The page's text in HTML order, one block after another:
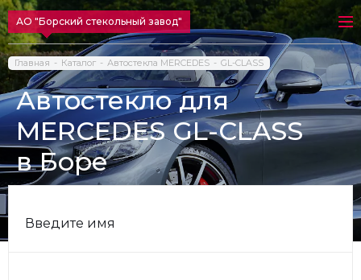
АО "Борский стекольный завод"
Главная Каталог Автостекла MERCEDES GL-CLASS
Автостекло для
MERCEDES GL-CLASS
в Боре
Введите имя